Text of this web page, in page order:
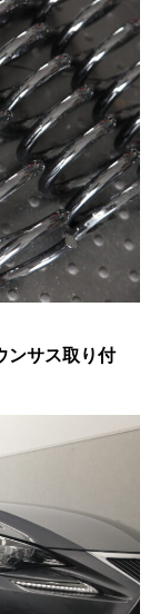
ンサス取り付